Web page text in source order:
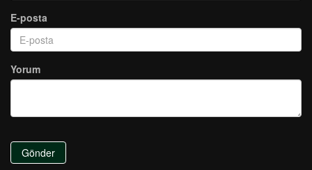
E-posta
Yorum
Gönder